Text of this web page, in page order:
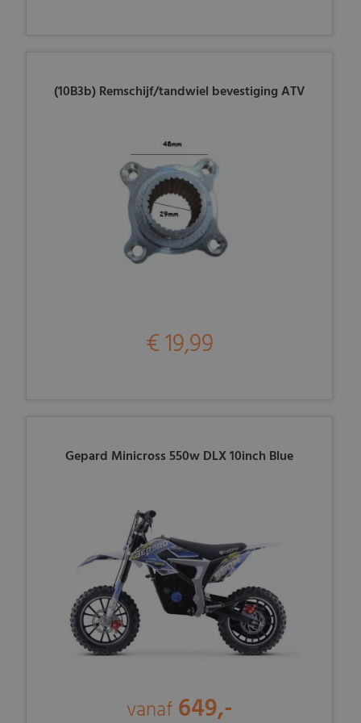
(10B3b) Remschijf/tandwiel bevestiging ATV
€ 19,99
Gepard Minicross 550w DLX 10inch Blue
vanaf 649,-